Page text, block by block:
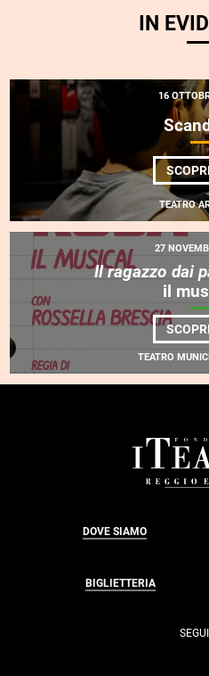
IN
16
TEATRO
27
Il ragazzo dai
il
TEATRO
DOVE SIAMO
BIGLIETTERIA